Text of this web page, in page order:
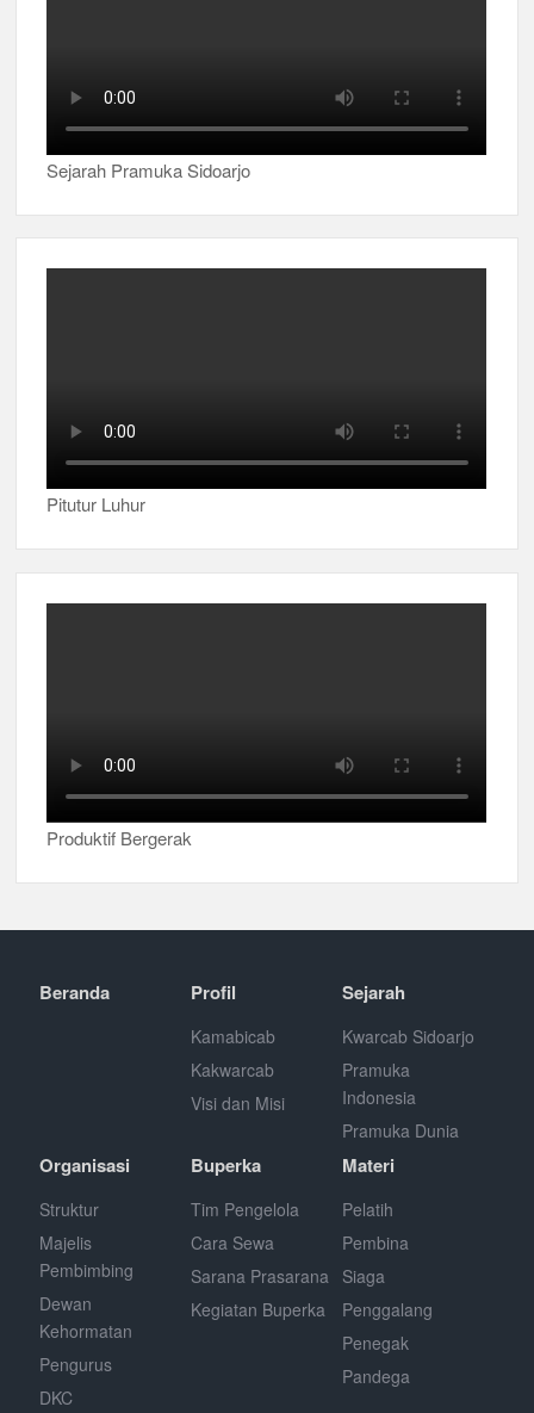
Sejarah Pramuka Sidoarjo
Pitutur Luhur
Produktif Bergerak
Beranda Profil
Kamabicab
Kakwarcab
Visi dan Misi
Sejarah
Kwarcab Sidoarjo
Pramuka
Indonesia
Pramuka Dunia
Organisasi
Struktur
Majelis
Pembimbing
Dewan
Kehormatan
Pengurus
DKC
Buperka
Tim Pengelola
Cara Sewa
Sarana Prasarana
Kegiatan Buperka
Materi
Pelatih
Pembina
Siaga
Penggalang
Penegak
Pandega